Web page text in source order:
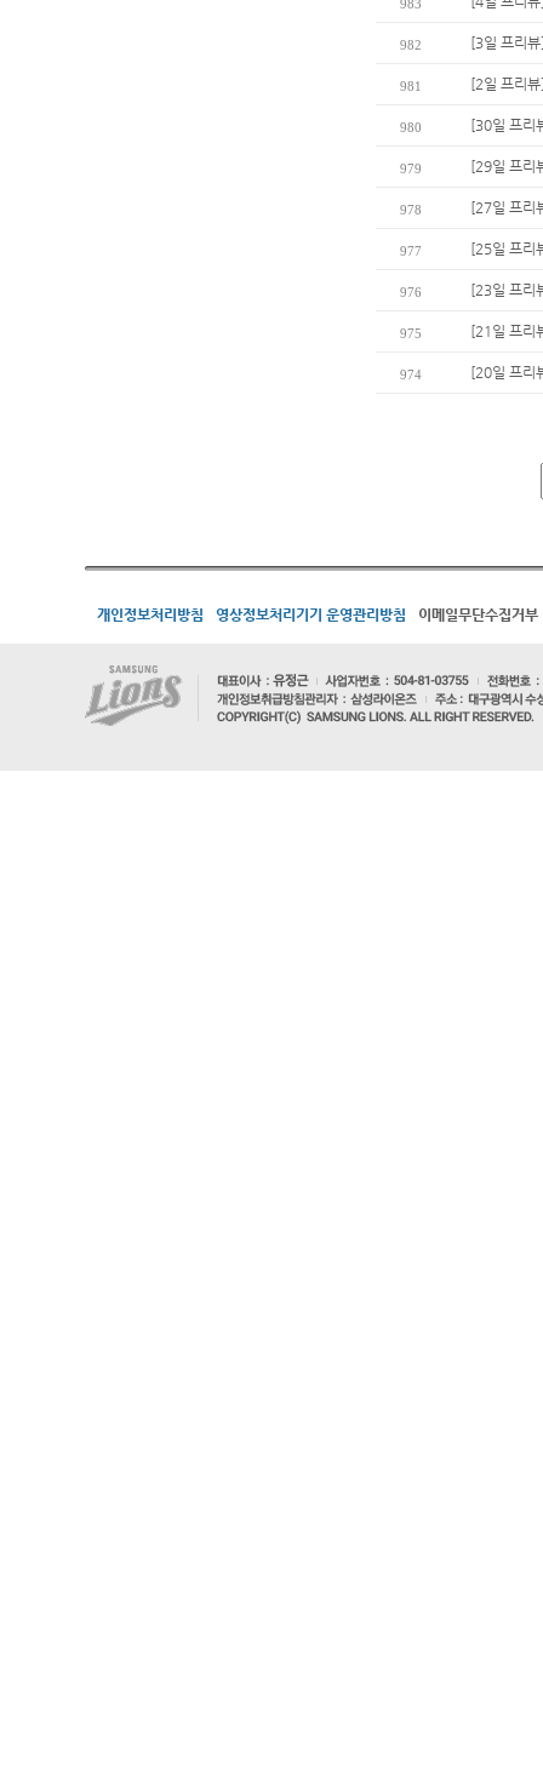
983
982 [3일 프리
981 [2일 프리
980 [30일 프리
979 [29일 프리
978 [27일 프리
977 [25일 프리
976 [23일 프리
975 [21일 프리
974 [20일 프리
개인정보처리방침 영상정보처리기기 운영관리방침 이메일무단수집거부